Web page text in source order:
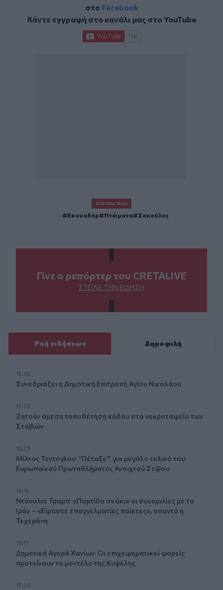
στο Facebook
Κάντε εγγραφή στο κανάλι μας στοYouTube
ΣΧΕΤΙΚΆ TAGS
Εκουαδόρ Πτώματα Σακούλες
Γίνε ο ρεπόρτερ του CRETALIVE
ΣΤΕΊΛΕ ΤΗΝ ΕΊΔΗΣΗ
Ροή ειδήσεων Δημοφιλή
15:36
Συνεδριάζει η Δημοτική Επιτροπή Αγίου Νικολάου
15:32
Ζητούν άμεση τοποθέτηση κάδου στο νεκροταφείο των
Σταβιών
15:23
Μίλτος Τεντόγλου: “Πέταξε'” για μεγάλο τελικό του
Ευρωπαϊκού Πρωταθλήματος Ανοιχτού Στίβου
15:15
Ντόναλντ Τραμπ: «Παρτίδα σκάκι» οι συνομιλίες με το
Ιράν – «Είμαστε επαγγελματίες παίκτες», απαντά η
Τεχεράνη
15:11
Δημοτική Αγορά Χανίων: Οι επιχειρηματικοί φορείς
προτείνουν το μοντέλο της Κυψέλης
15:06